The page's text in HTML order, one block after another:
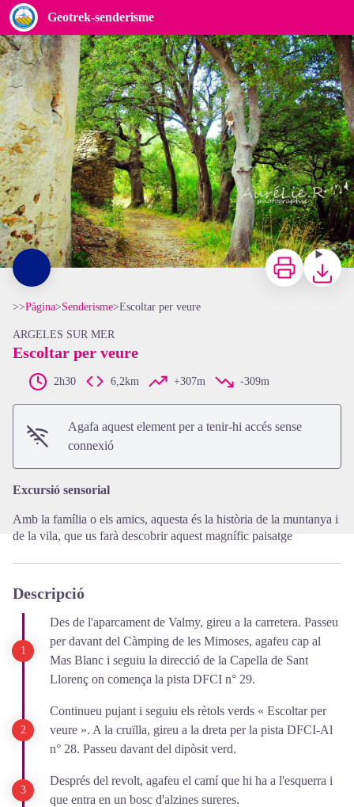
Geotrek-senderisme
Escoltar per veure
Sous-bois Chapelle Saint Laurent - Aurélie Rubio
View picture in full screen
ImprimirBaixar
>>Pàgina>Senderisme>Escoltar per veure
ARGELES SUR MER
Escoltar per veure
2h30 6,2km +307m -309m
Agafa aquest element per a tenir-hi accés sense
connexió
Excursió sensorial
Amb la família o els amics, aquesta és la història de la muntanya i
de la vila, que us farà descobrir aquest magnífic paisatge
Descripció
Des de l'aparcament de Valmy, gireu a la carretera. Passeu
per davant del Càmping de les Mimoses, agafeu cap al
Mas Blanc i seguiu la direcció de la Capella de Sant
Llorenç on comença la pista DFCI n° 29.
Continueu pujant i seguiu els rètols verds « Escoltar per
veure ». A la cruïlla, gireu a la dreta per la pista DFCI-Al
n° 28. Passeu davant del dipòsit verd.
Després del revolt, agafeu el camí que hi ha a l'esquerra i
que entra en un bosc d'alzines sureres.